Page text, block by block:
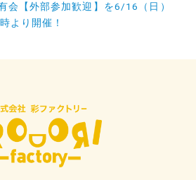
会【外部参加歓迎】を6/16（日）
より開催！